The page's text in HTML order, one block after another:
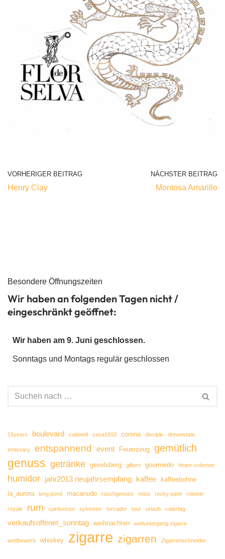
VORHERIGER BEITRAG
Henry Clay
NÄCHSTER BEITRAG
Montosa Amarillo
Besondere Öffnungszeiten
Wir haben an folgenden Tagen nicht /
eingeschränkt geöffnet:
Wir haben am 9. Juni geschlossen.
Sonntags und Montags regulär geschlossen
15years boulevard caldwell casa1910 corona disciple drewestate
emissary entspannend event Feuerzeug gemütlich
genuss getränke gevelsberg gilbert gourmedo hiram-solomon
humidor jahr2013 neujahrsempfang kaffee
kaffeebohne
la_aurora
long pond macanudo rauchgenuss reise rocky patel rotwein
royale rum spirituosen sylvester torcador tour urlaub vatertag
verkaufsoffener_sonntag weihnachten weltuntergang zigarre
wettbewerb whiskey zigarre zigarren Zigarrenschneider